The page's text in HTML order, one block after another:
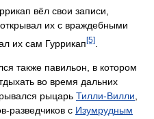
вёл свои записи,
их с враждебными
их сам Гуррикап[5]
также павильон, в котором
во время дальних
рыцарь Тилли-Вилли,
разведчиков с Изумрудным